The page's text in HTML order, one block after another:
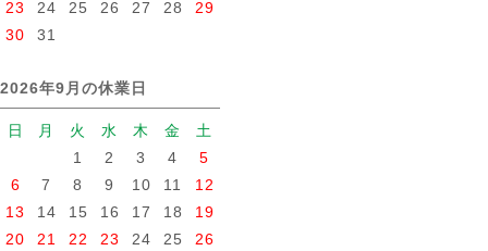
23 24 25 26 27 28
29
30
31
2026年9月の休業日
日 月 火 水 木 金
土
1
2 3 4
5
6
7 8 9 10 11
12
13
14 15 16 17 18
19
20
21 22 23 24 25
26